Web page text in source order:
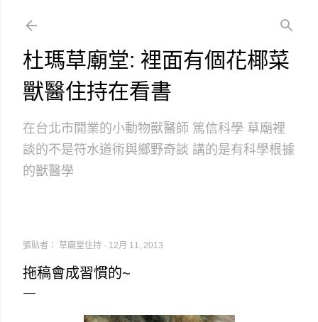
杜瑪草廟堂: 裡面有個花椰菜
獸醫住持在看書
在台北市開業的小動物獸醫師 篤信科學 草廟裡
談的不是符水道術與鄉野奇談 講的是有科學根據
的獸醫學
張貼者： 草廟堂住持 12月 11, 2013
拖稿會成習慣的~